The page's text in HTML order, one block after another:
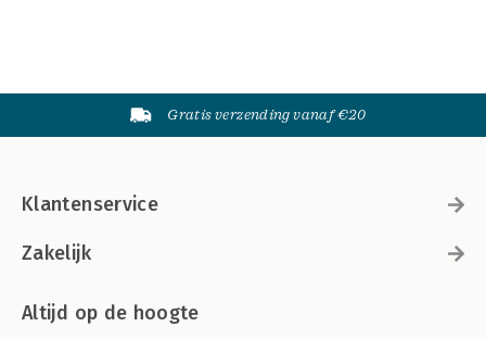
Gratis verzending vanaf €20
Klantenservice
Zakelijk
Altijd op de hoogte